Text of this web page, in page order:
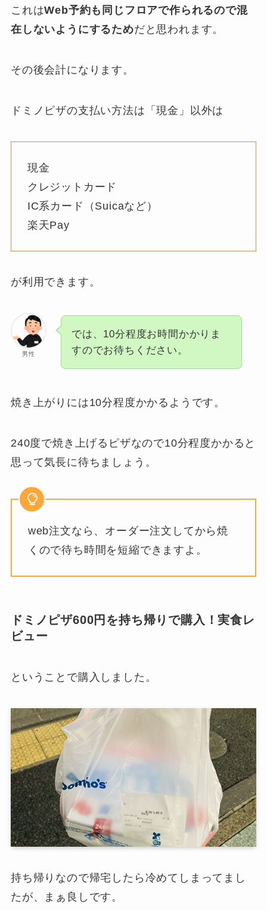
これはWeb予約も同じフロアで作られるので混
在しないようにするためだと思われます。
その後会計になります。
ドミノピザの支払い方法は「現金」以外は
現金
クレジットカード
IC系カード（Suicaなど）
楽天Pay
が利用できます。
男性
では、10分程度お時間かかりま
すのでお待ちください。
焼き上がりには10分程度かかるようです。
240度で焼き上げるピザなので10分程度かかると
思って気長に待ちましょう。
web注文なら、オーダー注文してから焼
くので待ち時間を短縮できますよ。
ドミノピザ600円を持ち帰りで購入！実食レ
ビュー
ということで購入しました。
持ち帰りなので帰宅したら冷めてしまってまし
たが、まぁ良しです。